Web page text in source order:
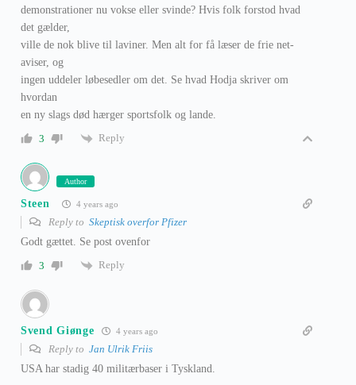
demonstrationer nu vokse eller svinde? Hvis folk forstod hvad
det gælder,
ville de nok blive til laviner. Men alt for få læser de frie net-
aviser, og
ingen uddeler løbesedler om det. Se hvad Hodja skriver om
hvordan
en ny slags død hærger sportsfolk og lande.
3
Reply
Author
Steen 4 years ago
Reply to Skeptisk overfor Pfizer
Godt gættet. Se post ovenfor
3
Reply
Svend Giønge 4 years ago
Reply to Jan Ulrik Friis
USA har stadig 40 militærbaser i Tyskland.